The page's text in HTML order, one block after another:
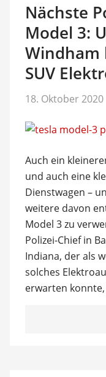
Nächste
Model 3:
Windham
SUV
18. Oktober 2020
Auch ein
und auch eine
Dienstwagen –
weitere davon
Model 3 zu
Polizei-Chief in
Indiana, der als
solches
erwarten